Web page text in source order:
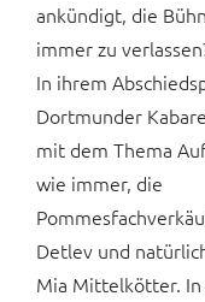
ankündigt, die
immer zu
In ihrem
Dortmunder
mit dem Thema
wie immer, die
Detlev und
Mia Mittelkötter.